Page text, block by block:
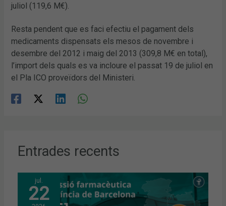
juliol (119,6 M€).
Resta pendent que es faci efectiu el pagament dels
medicaments dispensats els mesos de novembre i
desembre del 2012 i maig del 2013 (309,8 M€ en total),
l’import dels quals es va incloure el passat 19 de juliol en
el Pla ICO proveïdors del Ministeri.
Entrades recents
jul.
22